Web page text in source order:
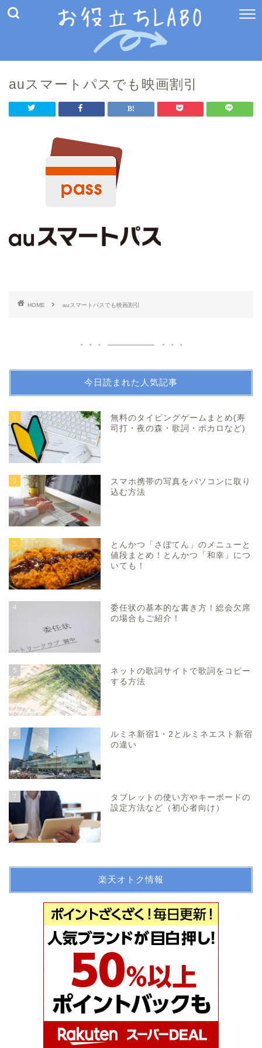
auスマートパスでも映画割引
HOME auスマートパスでも映画割引
今日読まれた人気記事
1
無料のタイピングゲームまとめ(寿
司打・夜の森・歌詞・ボカロなど)
2
スマホ携帯の写真をパソコンに取り
込む方法
3
とんかつ「さぼてん」のメニューと
値段まとめ！とんかつ「和幸」につ
いても！
4
委任状の基本的な書き方！総会欠席
の場合もご紹介！
5
ネットの歌詞サイトで歌詞をコピー
する方法
6
ルミネ新宿1・2とルミネエスト新宿
の違い
7
タブレットの使い方やキーボードの
設定方法など（初心者向け）
楽天オトク情報